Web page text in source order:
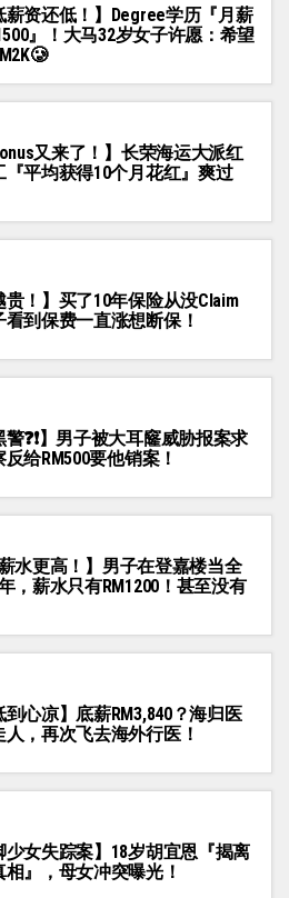
薪资还低！】Degree学历『月薪
』！大马32岁女子许愿：希望
又来了！】长荣海运大派红
『平均获得10个月花红』爽过
贵！】买了10年保险从没Claim
到保费一直涨想断保！
警❓❗】男子被大耳窿威胁报案求
给RM500要他销案！
薪水更高！】男子在登嘉楼当全
，薪水只有RM1200！甚至没有
到心凉】底薪RM3,840？海归医
，再次飞去海外行医！
少女失踪案】18岁胡宜恩『揭离
』，母女冲突曝光！